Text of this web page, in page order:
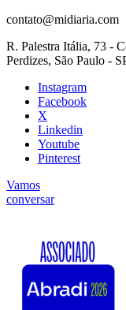
contato@midiaria.com
R. Palestra Itália, 73 -
Perdizes, São Paulo -
Instagram
Facebook
X
Linkedin
Youtube
Pinterest
Vamos
conversar